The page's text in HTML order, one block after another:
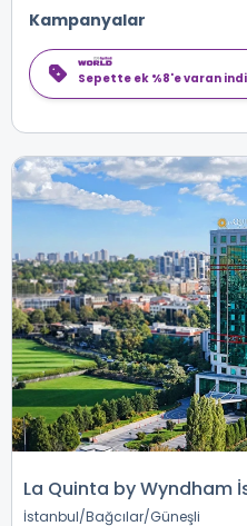
Kampanyalar
Sepette ek %8'e varan
La Quinta by Wyndham
İstanbul Bağcılar Güneşli